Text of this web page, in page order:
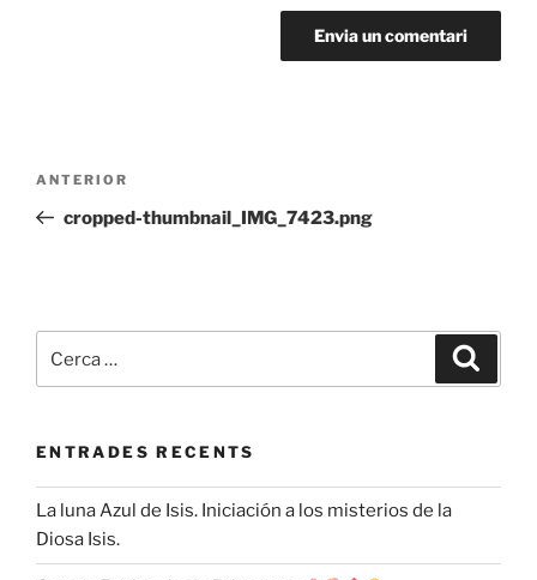
Entrada
anterior
ANTERIOR
cropped-thumbnail_IMG_7423.png
ENTRADES RECENTS
La luna Azul de Isis. Iniciación a los misterios de la
Diosa Isis.